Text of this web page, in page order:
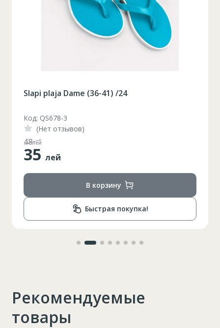
Slapi plaja Dame (36-41) /24
Код: QS678-3
(Нет отзывов)
48лей
35 лей
В корзину
Быстрая покупка!
Рекомендуемые
товары